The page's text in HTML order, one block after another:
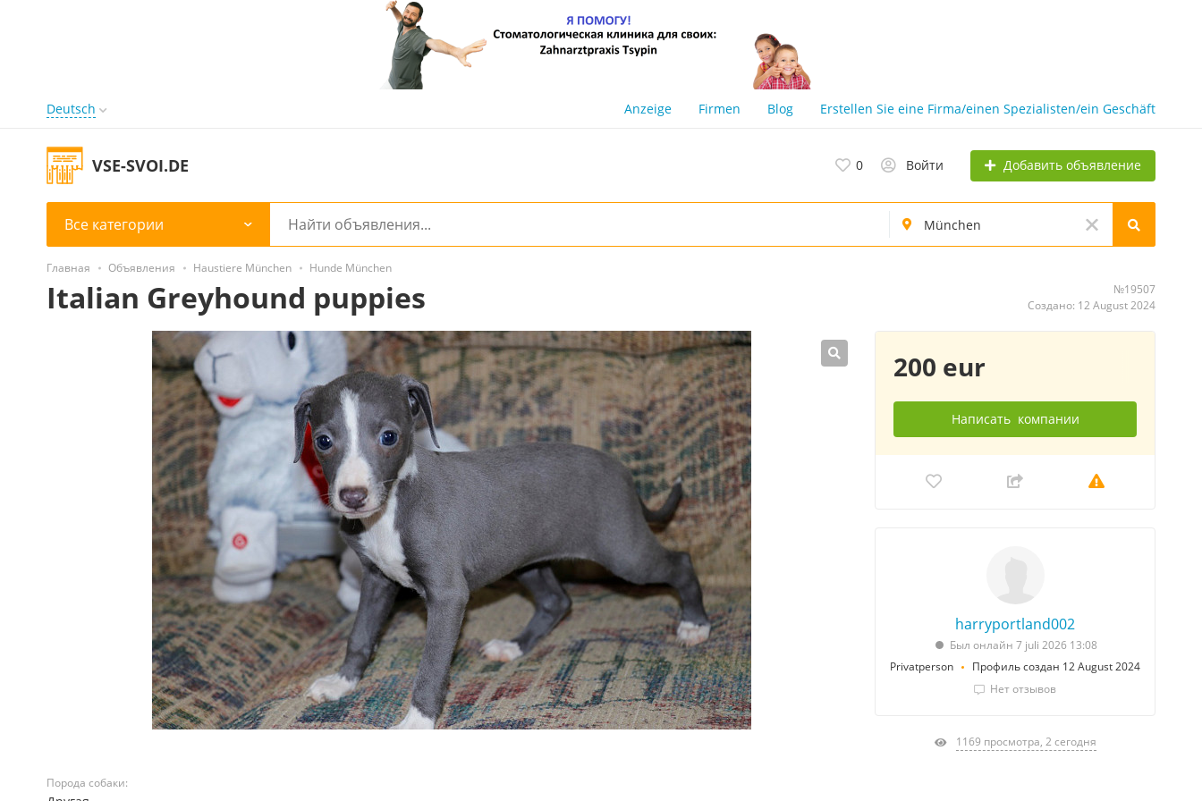
Deutsch Anzeige Firmen Blog Erstellen Sie eine Firma/einen Spezialisten/ein Geschäft
VSE-SVOI.DE 0 Войти Добавить объявление
Все категории
Главная Объявления Haustiere München Hunde München
Italian Greyhound puppies
№19507
Создано: 12 August 2024
Порода собаки:
200 eur
Написать компании
harryportland002
Был онлайн 7 juli 2026 13:08
Privatperson
Профиль создан 12 August 2024
Нет отзывов
1169 просмотра, 2 сегодня